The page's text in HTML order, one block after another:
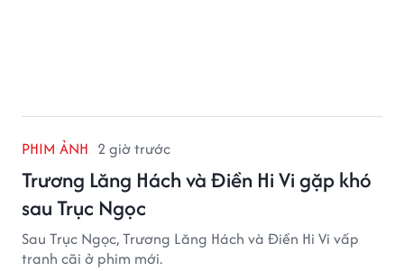
PHIM ẢNH 2 giờ trước
Trương Lăng Hách và Điền Hi Vi gặp khó
sau Trục Ngọc
Sau Trục Ngọc, Trương Lăng Hách và Điền Hi Vi vấp
tranh cãi ở phim mới.